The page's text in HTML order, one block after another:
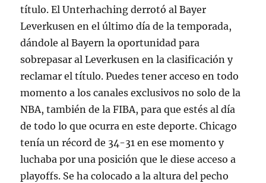
título. El Unterhaching derrotó al Bayer
Leverkusen en el último día de la temporada,
dándole al Bayern la oportunidad para
sobrepasar al Leverkusen en la clasificación y
reclamar el título. Puedes tener acceso en todo
momento a los canales exclusivos no solo de la
NBA, también de la FIBA, para que estés al día
de todo lo que ocurra en este deporte. Chicago
tenía un récord de 34-31 en ese momento y
luchaba por una posición que le diese acceso a
playoffs. Se ha colocado a la altura del pecho